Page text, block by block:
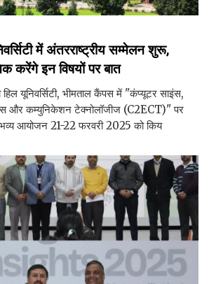
में अंतरराष्ट्रीय सम्मेलन शुरू,
करेंगे इन विषयों पर बात
यूनिवर्सिटी, भीमताल कैंपस में "कंप्यूटर साइंस,
और कम्युनिकेशन टेक्नोलॉजीज (C2ECT)" पर
आयोजन 21-22 फरवरी 2025 को किय